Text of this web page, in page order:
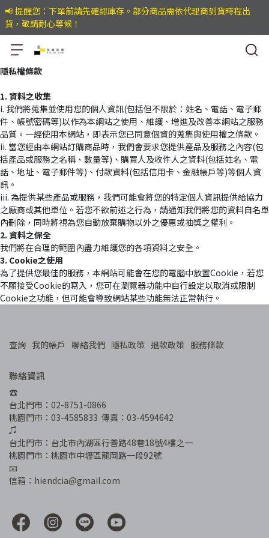
📢 提醒您：下單前請先確認庫存。部分商品需依代理商到貨時程出
貨，敬請耐心等候！
隱私權條款
1. 資料之收集
i. 我們將蒐集並使用您的個人資訊(包括但不限於：姓名、電話、電子郵
件、帳號密碼等)以作為本網站之使用、維護、增進及改善本網站之服務
品質。一經使用本網站，即表示您已同意個資的蒐集與使用權之條款。
ii. 當您經由本網站訂購商品時，我們會要求您提供產品及服務之內容(包
括產品或服務之名稱、數量等)、購買人及收件人之資料(包括姓名、電
話、地址、電子郵件等)、付款資料(包括信用卡、金融帳戶等)等個人資
訊。
iii. 為提供某些產品或服務，我們可能會將您的特定個人資訊提供給協力
之廠商或其他單位。若您不欲前述之行為，請通知我們將您的資料自名單
內刪除，同時將視為您自動放棄購物以外之優惠或抽獎之權利。
2. 資料之保全
我們將在合理的範圍內盡力維護您的各項資料之安全。
3. Cookie之使用
為了提供您最佳的服務，本網站可能會在您的電腦中放置Cookie，若您
不願接受Cookie的寫入，您可在瀏覽器功能中自行設定以取消或限制
Cookie之功能，但可能會導致網站某些功能無法正常執行。
查詢 我的帳戶 聯絡我們 隱私政策 退款政策 服務條款
聯絡資訊
☎︎
台北門市：02-8751-0866
桃園門市：03-4585833  傳真：03-4594642
♫
台北門市：台北市內湖區行善路48巷18號4樓之一
桃園門市：桃園市中壢區龍岡路一段92號
📧
信箱：hiendcia@gmail.com